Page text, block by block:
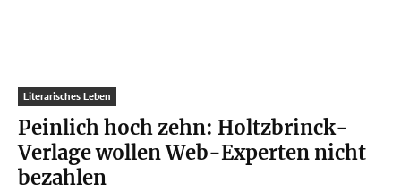
Literarisches Leben
Peinlich hoch zehn: Holtzbrinck-
Verlage wollen Web-Experten nicht
bezahlen